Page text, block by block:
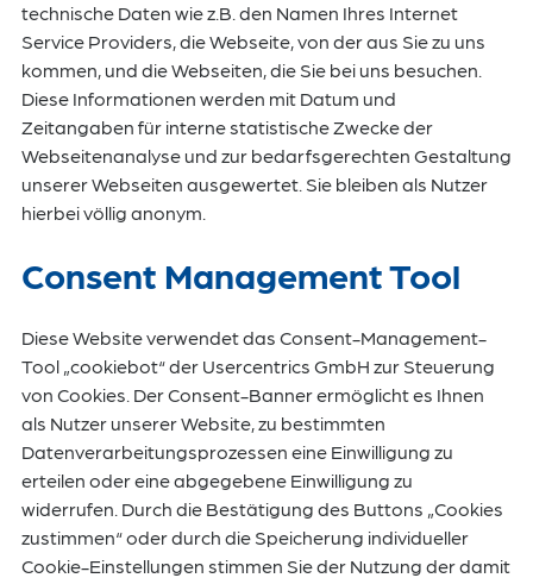
technische Daten wie z.B. den Namen Ihres Internet
Service Providers, die Webseite, von der aus Sie zu uns
kommen, und die Webseiten, die Sie bei uns besuchen.
Diese Informationen werden mit Datum und
Zeitangaben für interne statistische Zwecke der
Webseitenanalyse und zur bedarfsgerechten Gestaltung
unserer Webseiten ausgewertet. Sie bleiben als Nutzer
hierbei völlig anonym.
Consent Management Tool
Diese Website verwendet das Consent-Management-
Tool „cookiebot“ der Usercentrics GmbH zur Steuerung
von Cookies. Der Consent-Banner ermöglicht es Ihnen
als Nutzer unserer Website, zu bestimmten
Datenverarbeitungsprozessen eine Einwilligung zu
erteilen oder eine abgegebene Einwilligung zu
widerrufen. Durch die Bestätigung des Buttons „Cookies
zustimmen“ oder durch die Speicherung individueller
Cookie-Einstellungen stimmen Sie der Nutzung der damit